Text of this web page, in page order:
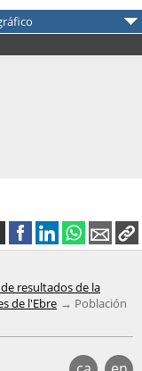
resultados de la
de l'Ebre
Población